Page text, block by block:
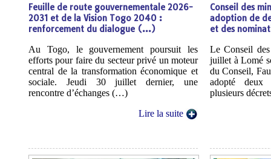
Feuille de route gouvernementale 2026-
2031 et de la Vision Togo 2040 :
renforcement du dialogue (…)
Au Togo, le gouvernement poursuit les
efforts pour faire du secteur privé un moteur
central de la transformation économique et
sociale. Jeudi 30 juillet dernier, une
rencontre d’échanges (…)
Lire la suite
Conseil des
adoption de
et des
Le Conseil
juillet à Lomé
du Conseil,
adopté deux
plusieurs